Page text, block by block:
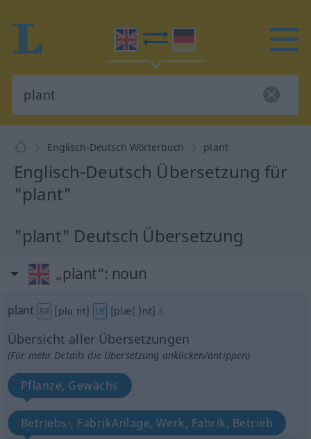
Englisch-Deutsch Wörterbuch plant
Englisch-Deutsch Übersetzung für
"plant"
"plant" Deutsch Übersetzung
„plant“: noun
plant BR [plɑːnt] US [plæ(ː)nt] s
Übersicht aller Übersetzungen
(Für mehr Details die Übersetzung anklicken/antippen)
Pflanze, Gewächs
Betriebs-, FabrikAnlage, Werk, Fabrik, Betrieb